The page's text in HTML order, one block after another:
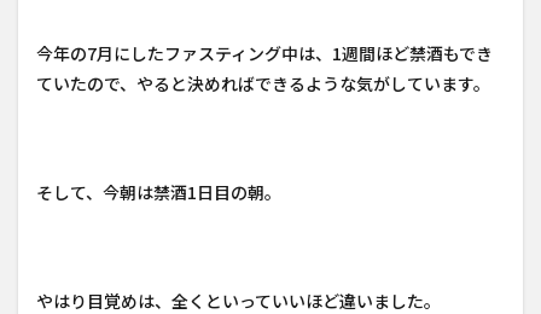
今年の7月にしたファスティング中は、1週間ほど禁酒もでき
ていたので、やると決めればできるような気がしています。
そして、今朝は禁酒1日目の朝。
やはり目覚めは、全くといっていいほど違いました。